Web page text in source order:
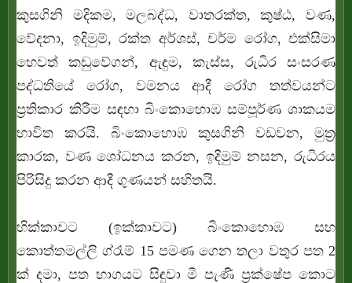
කුසගිනි මදිකම, මලබද්ධ, වාතරක්ත, කුෂ්ඨ, වණ,
වේදනා, ඉදිමුම්, රක්ත අර්ශස්, චර්ම රෝග, එක්සිමා
හෙවත් කඩුවේගන්, ඇඳුම, කැස්ස, රුධිර සංසරණ
පද්ධතියේ රෝග, වමනය ආදී රෝග තත්වයන්ට
ප්‍රතිකාර කිරීම සඳහා බිංකොහොඹ සම්පූර්ණ ශාකයම
භාවිත කරයි. බිංකොහොඹ කුසගිනි වඩවන, මුත්‍ර
කාරක, වණ ශෝධනය කරන, ඉදිමුම් නසන, රුධිරය
පිරිසිදු කරන ආදී ගුණයන් සහිතයි.
හික්කාවට (ඉක්කාවට) බිංකොහොඹ සහ
කොත්තමල්ලි ග්රෑම් 15 පමණ ගෙන තලා වතුර පත 2
ක් දමා, පත භාගයට සිඳුවා මී පැණි ප්‍රක්ෂේප කොට